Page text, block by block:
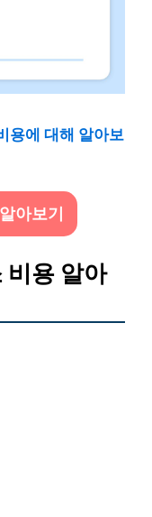
용에 대해 알아보
아보기
비용 알아